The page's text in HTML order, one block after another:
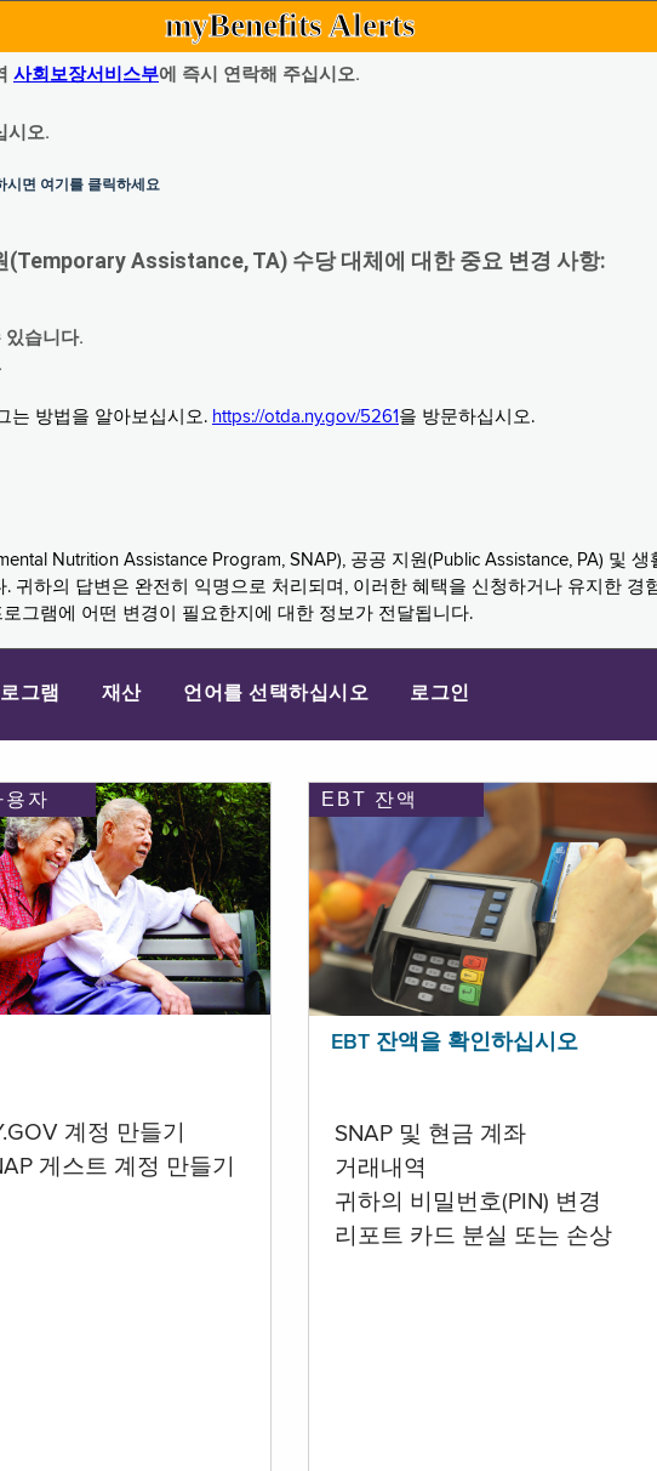
myBenefits Alerts
사회보장서비스부에 즉시 연락해 주십시오.
시오.
면 여기를 클릭하세요
Assistance, TA) 수당 대체에 대한 중요 변경 사항:
습니다.
는 방법을 알아보십시오. https://otda.ny.gov/5261 을 방문하십시오.
Nutrition Assistance Program, SNAP), 공공 지원(Public Assistance, PA) 및
귀하의 답변은 완전히 익명으로 처리되며, 이러한 혜택을 신청하거나 유지한
그램에 어떤 변경이 필요한지에 대한 정보가 전달됩니다.
그램 재산 언어를 선택하십시오 로그인
용자
계정 만들기
게스트 계정 만들기
EBT 잔액
EBT 잔액을 확인하십시오
SNAP 및 현금 계좌
거래내역
귀하의 비밀번호(PIN) 변경
리포트 카드 분실 또는 손상